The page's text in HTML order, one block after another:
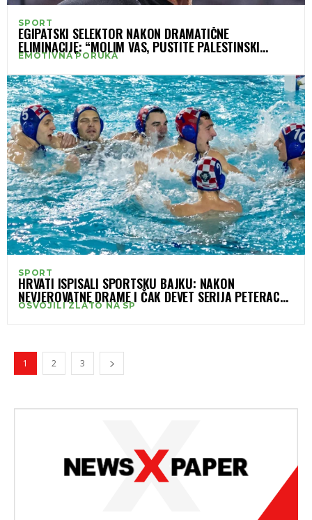
SPORT
EGIPATSKI SELEKTOR NAKON DRAMATIČNE
ELIMINACIJE: “MOLIM VAS, PUSTITE PALESTINSKI
NAROD DA ŽIVI”
EMOTIVNA PORUKA
SPORT
HRVATI ISPISALI SPORTSKU BAJKU: NAKON
NEVJEROVATNE DRAME I ČAK DEVET SERIJA PETERACA
OSVOJILI SVIJET
OSVOJILI ZLATO NA SP
1 2 3